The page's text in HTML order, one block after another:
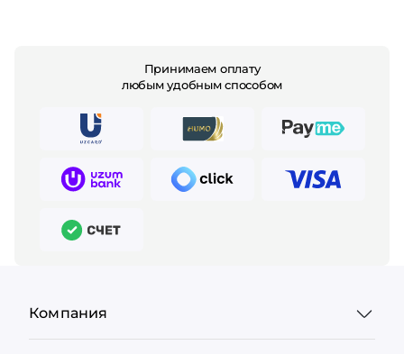
Принимаем оплату
любым удобным способом
Компания